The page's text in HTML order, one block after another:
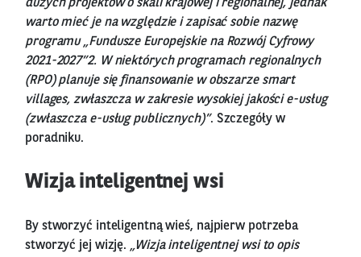
dużych projektów o skali krajowej i regionalnej, jednak
warto mieć je na względzie i zapisać sobie nazwę
programu „Fundusze Europejskie na Rozwój Cyfrowy
2021-2027”2. W niektórych programach regionalnych
(RPO) planuje się finansowanie w obszarze smart
villages, zwłaszcza w zakresie wysokiej jakości e-usług
(zwłaszcza e-usług publicznych)”. Szczegóły w
poradniku.
Wizja inteligentnej wsi
By stworzyć inteligentną wieś, najpierw potrzeba
stworzyć jej wizję. „Wizja inteligentnej wsi to opis